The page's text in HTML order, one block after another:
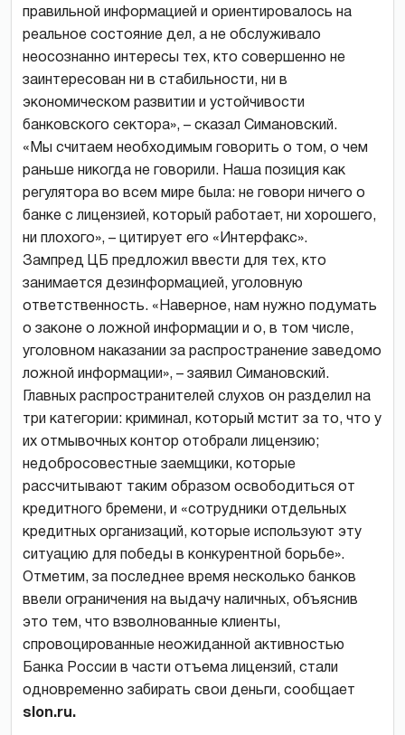
правильной информацией и ориентировалось на
реальное состояние дел, а не обслуживало
неосознанно интересы тех, кто совершенно не
заинтересован ни в стабильности, ни в
экономическом развитии и устойчивости
банковского сектора», – сказал Симановский.
«Мы считаем необходимым говорить о том, о чем
раньше никогда не говорили. Наша позиция как
регулятора во всем мире была: не говори ничего о
банке с лицензией, который работает, ни хорошего,
ни плохого», – цитирует его «Интерфакс».
Зампред ЦБ предложил ввести для тех, кто
занимается дезинформацией, уголовную
ответственность. «Наверное, нам нужно подумать
о законе о ложной информации и о, в том числе,
уголовном наказании за распространение заведомо
ложной информации», – заявил Симановский.
Главных распространителей слухов он разделил на
три категории: криминал, который мстит за то, что у
их отмывочных контор отобрали лицензию;
недобросовестные заемщики, которые
рассчитывают таким образом освободиться от
кредитного бремени, и «сотрудники отдельных
кредитных организаций, которые используют эту
ситуацию для победы в конкурентной борьбе».
Отметим, за последнее время несколько банков
ввели ограничения на выдачу наличных, объяснив
это тем, что взволнованные клиенты,
спровоцированные неожиданной активностью
Банка России в части отъема лицензий, стали
одновременно забирать свои деньги, сообщает
slon.ru.